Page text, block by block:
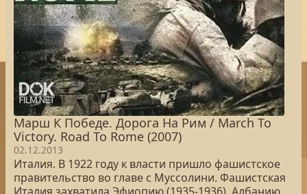
Марш К Победе. Дорога На Рим / March To
Victory. Road To Rome (2007)
02.12.2013
Италия. В 1922 году к власти пришло фашистское
правительство во главе с Муссолини. Фашистская